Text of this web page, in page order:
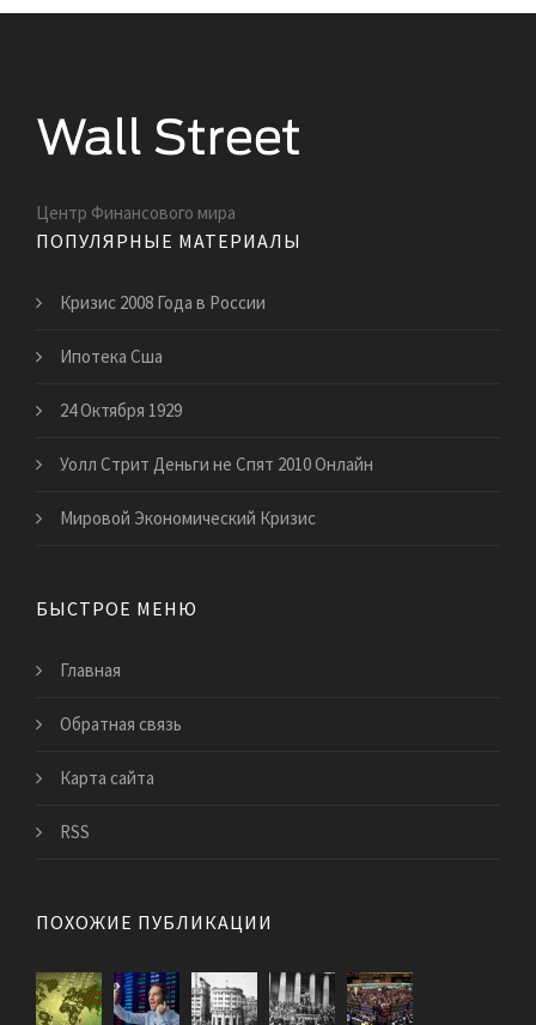
Центр Финансового мира
ПОПУЛЯРНЫЕ МАТЕРИАЛЫ
Кризис 2008 Года в России
Ипотека Сша
24 Октября 1929
Уолл Стрит Деньги не Спят 2010 Онлайн
Мировой Экономический Кризис
БЫСТРОЕ МЕНЮ
Главная
Обратная связь
Карта сайта
RSS
ПОХОЖИЕ ПУБЛИКАЦИИ